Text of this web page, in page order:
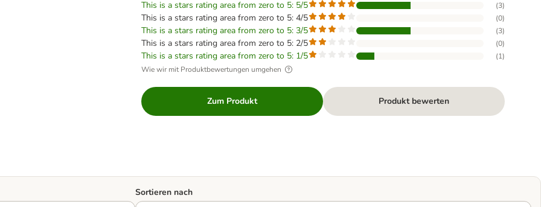
This is a stars rating area from zero to 5: 5/5 (3)
This is a stars rating area from zero to 5: 4/5 (0)
This is a stars rating area from zero to 5: 3/5 (3)
This is a stars rating area from zero to 5: 2/5 (0)
This is a stars rating area from zero to 5: 1/5 (1)
Wie wir mit Produktbewertungen umgehen
Zum Produkt Produkt bewerten
Sortieren nach